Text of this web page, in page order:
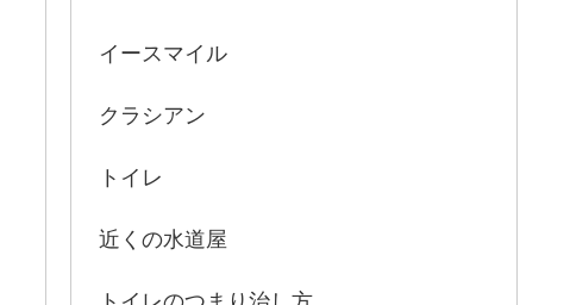
イースマイル
クラシアン
トイレ
近くの水道屋